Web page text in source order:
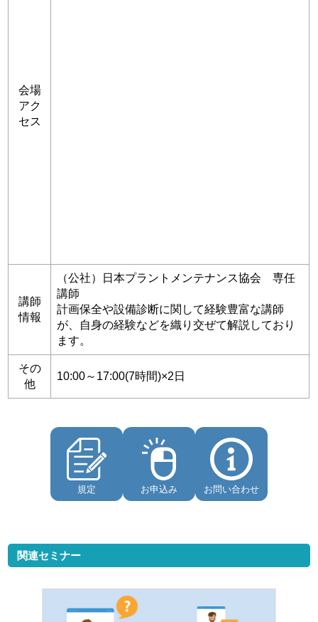
会場
アク
セス
講師
情報
（公社）日本プラントメンテナンス協会 専任
講師
計画保全や設備診断に関して経験豊富な講師
が、自身の経験などを織り交ぜて解説しており
ます。
その
他
10:00～17:00(7時間)×2日
規定 お申込み お問い合わせ
関連セミナー